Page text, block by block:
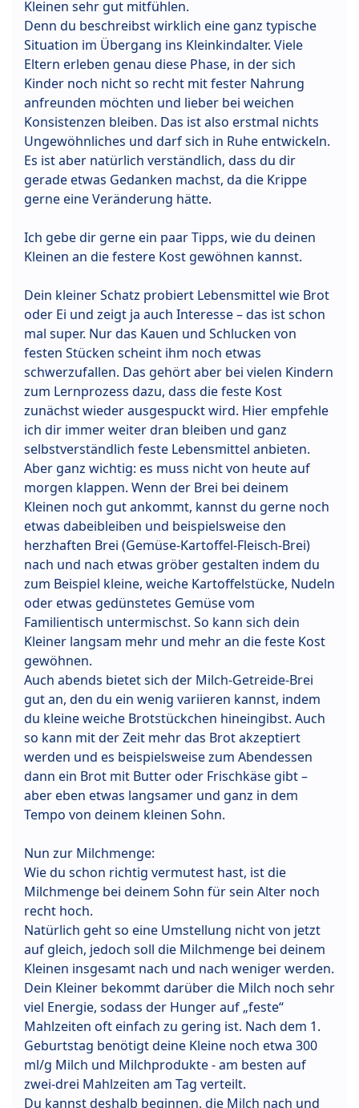
Kleinen sehr gut mitfühlen.
Denn du beschreibst wirklich eine ganz typische
Situation im Übergang ins Kleinkindalter. Viele
Eltern erleben genau diese Phase, in der sich
Kinder noch nicht so recht mit fester Nahrung
anfreunden möchten und lieber bei weichen
Konsistenzen bleiben. Das ist also erstmal nichts
Ungewöhnliches und darf sich in Ruhe entwickeln.
Es ist aber natürlich verständlich, dass du dir
gerade etwas Gedanken machst, da die Krippe
gerne eine Veränderung hätte.
Ich gebe dir gerne ein paar Tipps, wie du deinen
Kleinen an die festere Kost gewöhnen kannst.
Dein kleiner Schatz probiert Lebensmittel wie Brot
oder Ei und zeigt ja auch Interesse – das ist schon
mal super. Nur das Kauen und Schlucken von
festen Stücken scheint ihm noch etwas
schwerzufallen. Das gehört aber bei vielen Kindern
zum Lernprozess dazu, dass die feste Kost
zunächst wieder ausgespuckt wird. Hier empfehle
ich dir immer weiter dran bleiben und ganz
selbstverständlich feste Lebensmittel anbieten.
Aber ganz wichtig: es muss nicht von heute auf
morgen klappen. Wenn der Brei bei deinem
Kleinen noch gut ankommt, kannst du gerne noch
etwas dabeibleiben und beispielsweise den
herzhaften Brei (Gemüse-Kartoffel-Fleisch-Brei)
nach und nach etwas gröber gestalten indem du
zum Beispiel kleine, weiche Kartoffelstücke, Nudeln
oder etwas gedünstetes Gemüse vom
Familientisch untermischst. So kann sich dein
Kleiner langsam mehr und mehr an die feste Kost
gewöhnen.
Auch abends bietet sich der Milch-Getreide-Brei
gut an, den du ein wenig variieren kannst, indem
du kleine weiche Brotstückchen hineingibst. Auch
so kann mit der Zeit mehr das Brot akzeptiert
werden und es beispielsweise zum Abendessen
dann ein Brot mit Butter oder Frischkäse gibt –
aber eben etwas langsamer und ganz in dem
Tempo von deinem kleinen Sohn.
Nun zur Milchmenge:
Wie du schon richtig vermutest hast, ist die
Milchmenge bei deinem Sohn für sein Alter noch
recht hoch.
Natürlich geht so eine Umstellung nicht von jetzt
auf gleich, jedoch soll die Milchmenge bei deinem
Kleinen insgesamt nach und nach weniger werden.
Dein Kleiner bekommt darüber die Milch noch sehr
viel Energie, sodass der Hunger auf „feste“
Mahlzeiten oft einfach zu gering ist. Nach dem 1.
Geburtstag benötigt deine Kleine noch etwa 300
ml/g Milch und Milchprodukte - am besten auf
zwei-drei Mahlzeiten am Tag verteilt.
Du kannst deshalb beginnen, die Milch nach und